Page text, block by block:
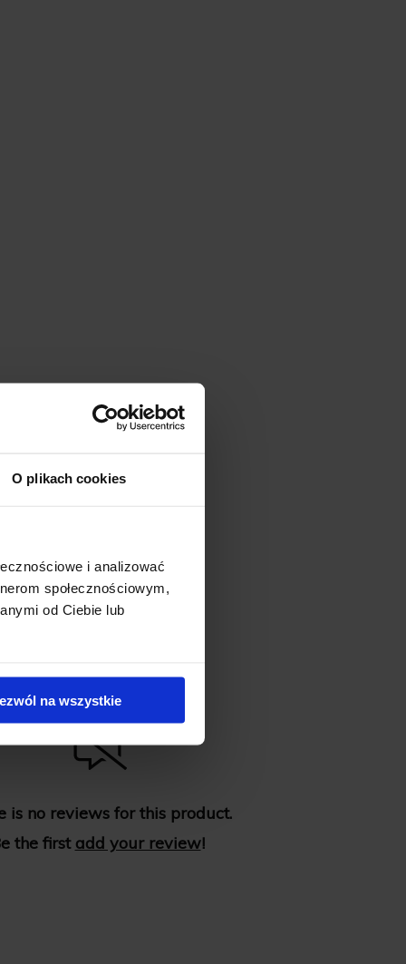
O plikach cookies
i analizować
społecznościowym,
od Ciebie lub
na wszystkie
is no reviews for this product.
the first add your review!